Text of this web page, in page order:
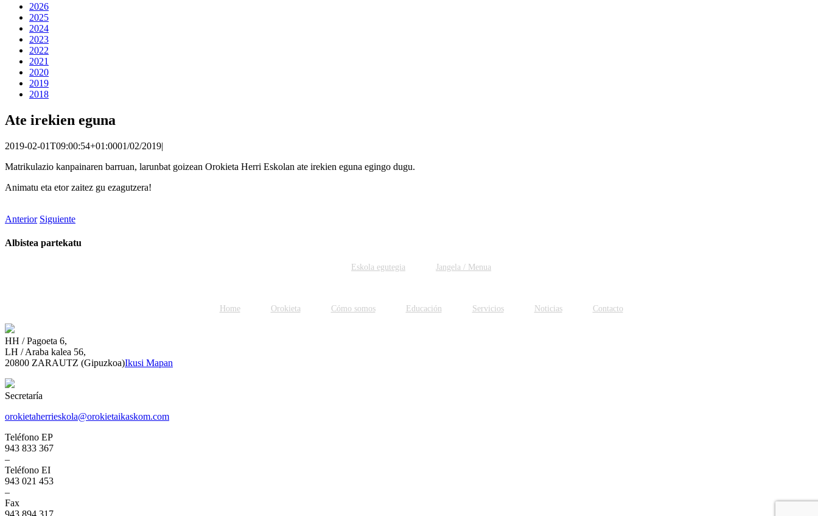
2026
2025
2024
2023
2022
2021
2020
2019
2018
Ate irekien eguna
2019-02-01T09:00:54+01:0001/02/2019|
Matrikulazio kanpainaren barruan, larunbat goizean Orokieta Herri Eskolan ate irekien eguna egingo dugu.
Animatu eta etor zaitez gu ezagutzera!
Anterior Siguiente
Albistea partekatu
Eskola egutegia Jangela / Menua
Home Orokieta Cómo somos Educación Servicios Noticias Contacto
HH / Pagoeta 6,
LH / Araba kalea 56,
20800 ZARAUTZ (Gipuzkoa)Ikusi Mapan
Secretaría
orokietaherrieskola@orokietaikaskom.com
Teléfono EP
943 833 367
–
Teléfono EI
943 021 453
–
Fax